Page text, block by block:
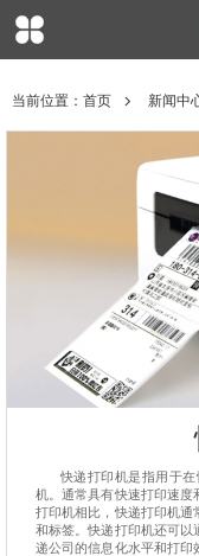
当前位置： 首页 新闻中
快递打印机是指用于
机。通常具有快速打印速度
打印机相比，快递打印机通
和标签。快递打印机还可以
递公司的信息化水平和打印